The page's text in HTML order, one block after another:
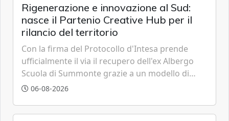
Rigenerazione e innovazione al Sud:
nasce il Partenio Creative Hub per il
rilancio del territorio
Con la firma del Protocollo d'Intesa prende
ufficialmente il via il recupero dell'ex Albergo
Scuola di Summonte grazie a un modello di
partenariato pubblico-privato e a una rete di
06-08-2026